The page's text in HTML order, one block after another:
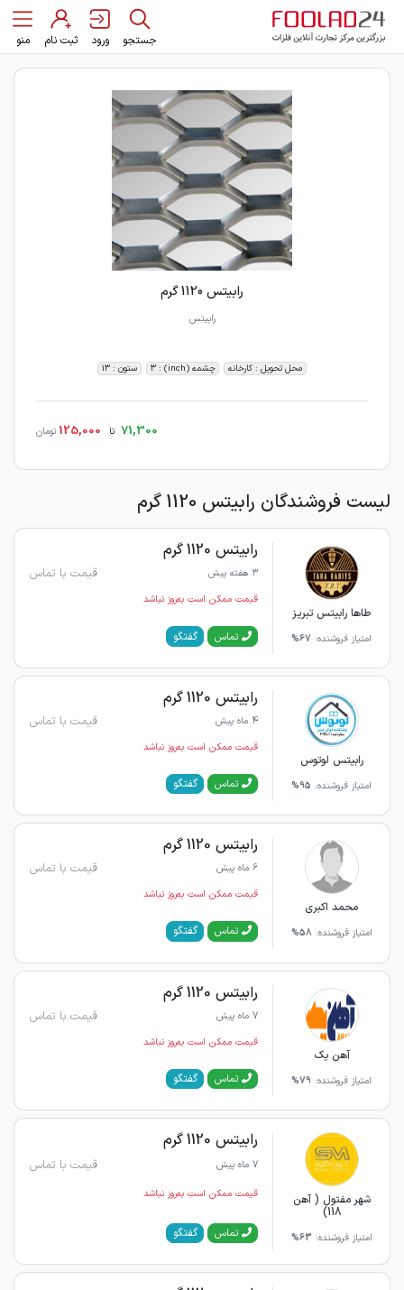
جستجو ورود ثبت نام منو
رابیتس 1120 گرم
رابیتس
محل تحویل : کارخانه چشمه (inch) : 3 ستون : 13
71,300 تا 125,000 تومان
لیست فروشندگان رابیتس 1120 گرم
طاها رابیتس تبریز
امتیاز فروشنده: 67%
رابیتس 1120 گرم
3 هفته پیش قیمت با تماس
قیمت ممکن است به‌روز نباشد
تماس گفتگو
رابیتس لوتوس
امتیاز فروشنده: 95%
رابیتس 1120 گرم
4 ماه پیش قیمت با تماس
قیمت ممکن است به‌روز نباشد
تماس گفتگو
محمد اکبری
امتیاز فروشنده: 58%
رابیتس 1120 گرم
6 ماه پیش قیمت با تماس
قیمت ممکن است به‌روز نباشد
تماس گفتگو
آهن یک
امتیاز فروشنده: 79%
رابیتس 1120 گرم
7 ماه پیش قیمت با تماس
قیمت ممکن است به‌روز نباشد
تماس گفتگو
شهر مفتول ( آهن
118)
امتیاز فروشنده: 63%
رابیتس 1120 گرم
7 ماه پیش قیمت با تماس
قیمت ممکن است به‌روز نباشد
تماس گفتگو